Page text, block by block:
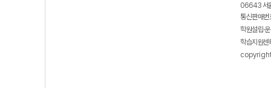
06643 서
통신판매
학원설립·
학습지원